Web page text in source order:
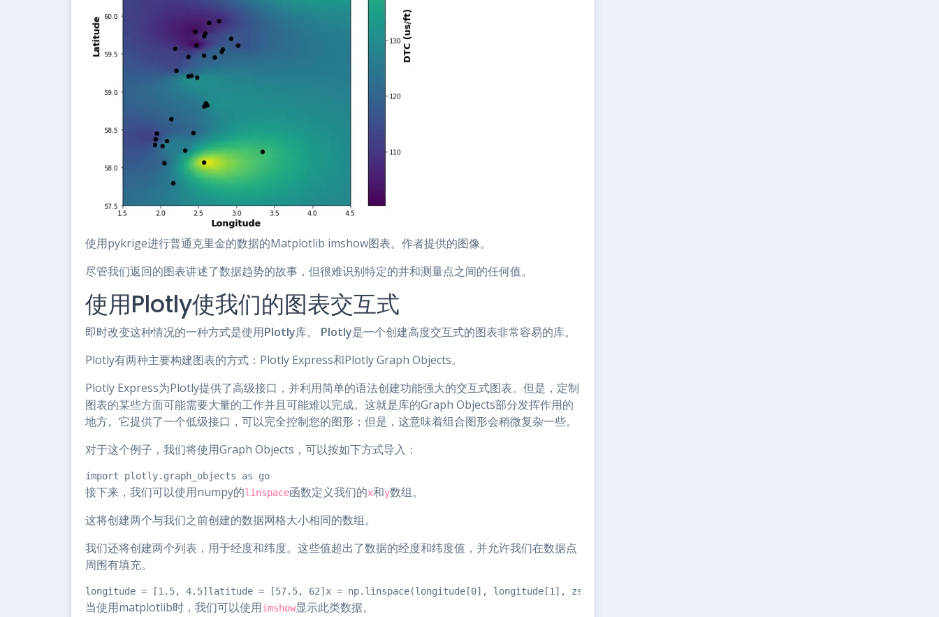
使用pykrige进行普通克里金的数据的Matplotlib imshow图表。作者提供的图像。
尽管我们返回的图表讲述了数据趋势的故事，但很难识别特定的井和测量点之间的任何值。
使用Plotly使我们的图表交互式
即时改变这种情况的一种方式是使用Plotly库。 Plotly是一个创建高度交互式的图表非常容易的库。
Plotly有两种主要构建图表的方式：Plotly Express和Plotly Graph Objects。
Plotly Express为Plotly提供了高级接口，并利用简单的语法创建功能强大的交互式图表。但是，定制
图表的某些方面可能需要大量的工作并且可能难以完成。这就是库的Graph Objects部分发挥作用的
地方。它提供了一个低级接口，可以完全控制您的图形；但是，这意味着组合图形会稍微复杂一些。
对于这个例子，我们将使用Graph Objects，可以按如下方式导入：
import plotly.graph_objects as go
接下来，我们可以使用numpy的linspace函数定义我们的x和y数组。
这将创建两个与我们之前创建的数据网格大小相同的数组。
我们还将创建两个列表，用于经度和纬度。这些值超出了数据的经度和纬度值，并允许我们在数据点
周围有填充。
longitude = [1.5, 4.5]latitude = [57.5, 62]x = np.linspace(longitude[0], longitude[1], zstar.shape[1])y = np.linspace(latitude[0], latitude[1],
当使用matplotlib时，我们可以使用imshow显示此类数据。